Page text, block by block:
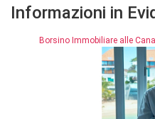
Informazioni in
Borsino Immobiliare alle